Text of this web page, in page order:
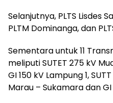
Selanjutnya, PLTS Lisdes
PLTM Dominanga, dan
Sementara untuk 11
meliputi SUTET 275 kV
GI 150 kV Lampung 1,
Marau – Sukamara dan GI